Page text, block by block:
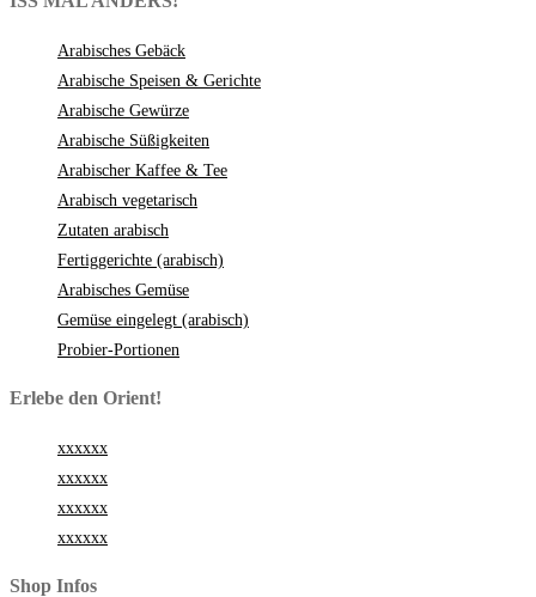
Arabisches Gebäck
Arabische Speisen & Gerichte
Arabische Gewürze
Arabische Süßigkeiten
Arabischer Kaffee & Tee
Arabisch vegetarisch
Zutaten arabisch
Fertiggerichte (arabisch)
Arabisches Gemüse
Gemüse eingelegt (arabisch)
Probier-Portionen
Erlebe den Orient!
xxxxxx
xxxxxx
xxxxxx
xxxxxx
Shop Infos